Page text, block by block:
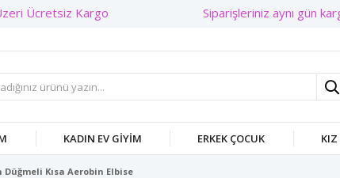
Siparişleriniz aynı gün
KADIN EV GIYIM ERKEK ÇOCUK KIZ
Düğmeli Kısa Aerobin Elbise